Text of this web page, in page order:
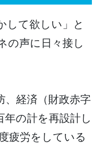
して欲しい」と
の声に日々接し
、経済（財政赤字
年の計を再設計し
疲労をしている